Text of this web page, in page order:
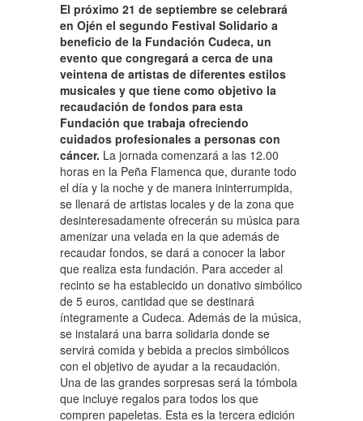
El próximo 21 de septiembre se celebrará
en Ojén el segundo Festival Solidario a
beneficio de la Fundación Cudeca, un
evento que congregará a cerca de una
veintena de artistas de diferentes estilos
musicales y que tiene como objetivo la
recaudación de fondos para esta
Fundación que trabaja ofreciendo
cuidados profesionales a personas con
cáncer. La jornada comenzará a las 12.00
horas en la Peña Flamenca que, durante todo
el día y la noche y de manera ininterrumpida,
se llenará de artistas locales y de la zona que
desinteresadamente ofrecerán su música para
amenizar una velada en la que además de
recaudar fondos, se dará a conocer la labor
que realiza esta fundación. Para acceder al
recinto se ha establecido un donativo simbólico
de 5 euros, cantidad que se destinará
íntegramente a Cudeca. Además de la música,
se instalará una barra solidaria donde se
servirá comida y bebida a precios simbólicos
con el objetivo de ayudar a la recaudación.
Una de las grandes sorpresas será la tómbola
que incluye regalos para todos los que
compren papeletas. Esta es la tercera edición